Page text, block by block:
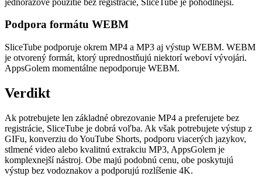
Podpora formátu WEBM
SliceTube podporuje okrem MP4 a MP3 aj výstup WEBM. WEBM
je otvorený formát, ktorý uprednostňujú niektorí weboví vývojári.
AppsGolem momentálne nepodporuje WEBM.
Verdikt
Ak potrebujete len základné obrezovanie MP4 a preferujete bez
registrácie, SliceTube je dobrá voľba. Ak však potrebujete výstup z
GIFu, konverziu do YouTube Shorts, podporu viacerých jazykov,
stlmené video alebo kvalitnú extrakciu MP3, AppsGolem je
komplexnejší nástroj. Obe majú podobnú cenu, obe poskytujú
výstup bez vodoznakov a podporujú rozlíšenie 4K.